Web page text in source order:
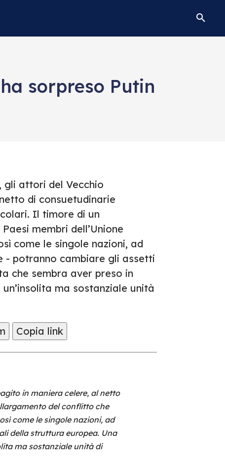
sorpreso Putin
gli attori del Vecchio
di consuetudinarie
Il timore di un
membri dell’Unione
come le singole nazioni, ad
- potranno cambiare gli assetti
che sembra aver preso in
ma sostanziale unità
Copia link
in maniera celere, al netto
del conflitto che
come le singole nazioni, ad
della struttura europea. Una
ma sostanziale unità di